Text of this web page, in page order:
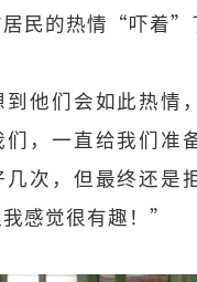
民的热情“吓着”
到他们会如此热情
们，一直给我们准
几次，但最终还是
感觉很有趣！”